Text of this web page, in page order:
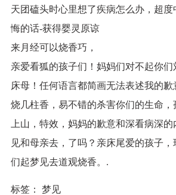
天团磕头时心里想了疾病怎么办，超
悔的话-获得婴灵原谅
来月经可以烧香巧，
亲爱看狐的孩子们！妈妈们对不起你们
床母！任何语言都简画无法表述我的
烧几柱香，易不错的杀害你们的生命
上山，特效，妈妈的歉意和深看病深
见和母亲去，了吗？亲床尾爱的孩子
们起梦见去道观烧香。.
标签： 梦见